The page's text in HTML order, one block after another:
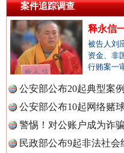
中国
中国
中国
衣柜里的秘
案件追踪调查
释永信
被告人刘
资金、非
行贿案一
公安部公布20起典型案
公安部公布10起网络赌
警惕！对公账户成为诈
民政部公布9起非法社会